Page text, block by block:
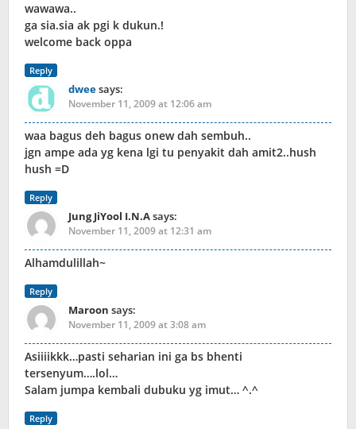
wawawa..
ga sia.sia ak pgi k dukun.!
welcome back oppa
Reply
dweesays:
November 11, 2009 at 12:06 am
waa bagus deh bagus onew dah sembuh..
jgn ampe ada yg kena lgi tu penyakit dah amit2..hush
hush =D
Reply
Jung JiYool I.N.Asays:
November 11, 2009 at 12:31 am
Alhamdulillah~
Reply
Maroon says:
November 11, 2009 at 3:08 am
Asiiiikkk…pasti seharian ini ga bs bhenti
tersenyum….lol…
Salam jumpa kembali dubuku yg imut… ^.^
Reply